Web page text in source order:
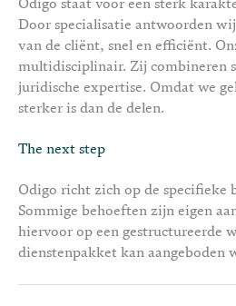
Odigo staat voor een sterk
Door specialisatie antwoorden
van de cliënt, snel en efficiënt.
multidisciplinair. Zij combineren
juridische expertise. Omdat we
sterker is dan de delen.
The next step
Odigo richt zich op de specifieke
Sommige behoeften zijn eigen
hiervoor op een gestructureerde
dienstenpakket kan aangeboden